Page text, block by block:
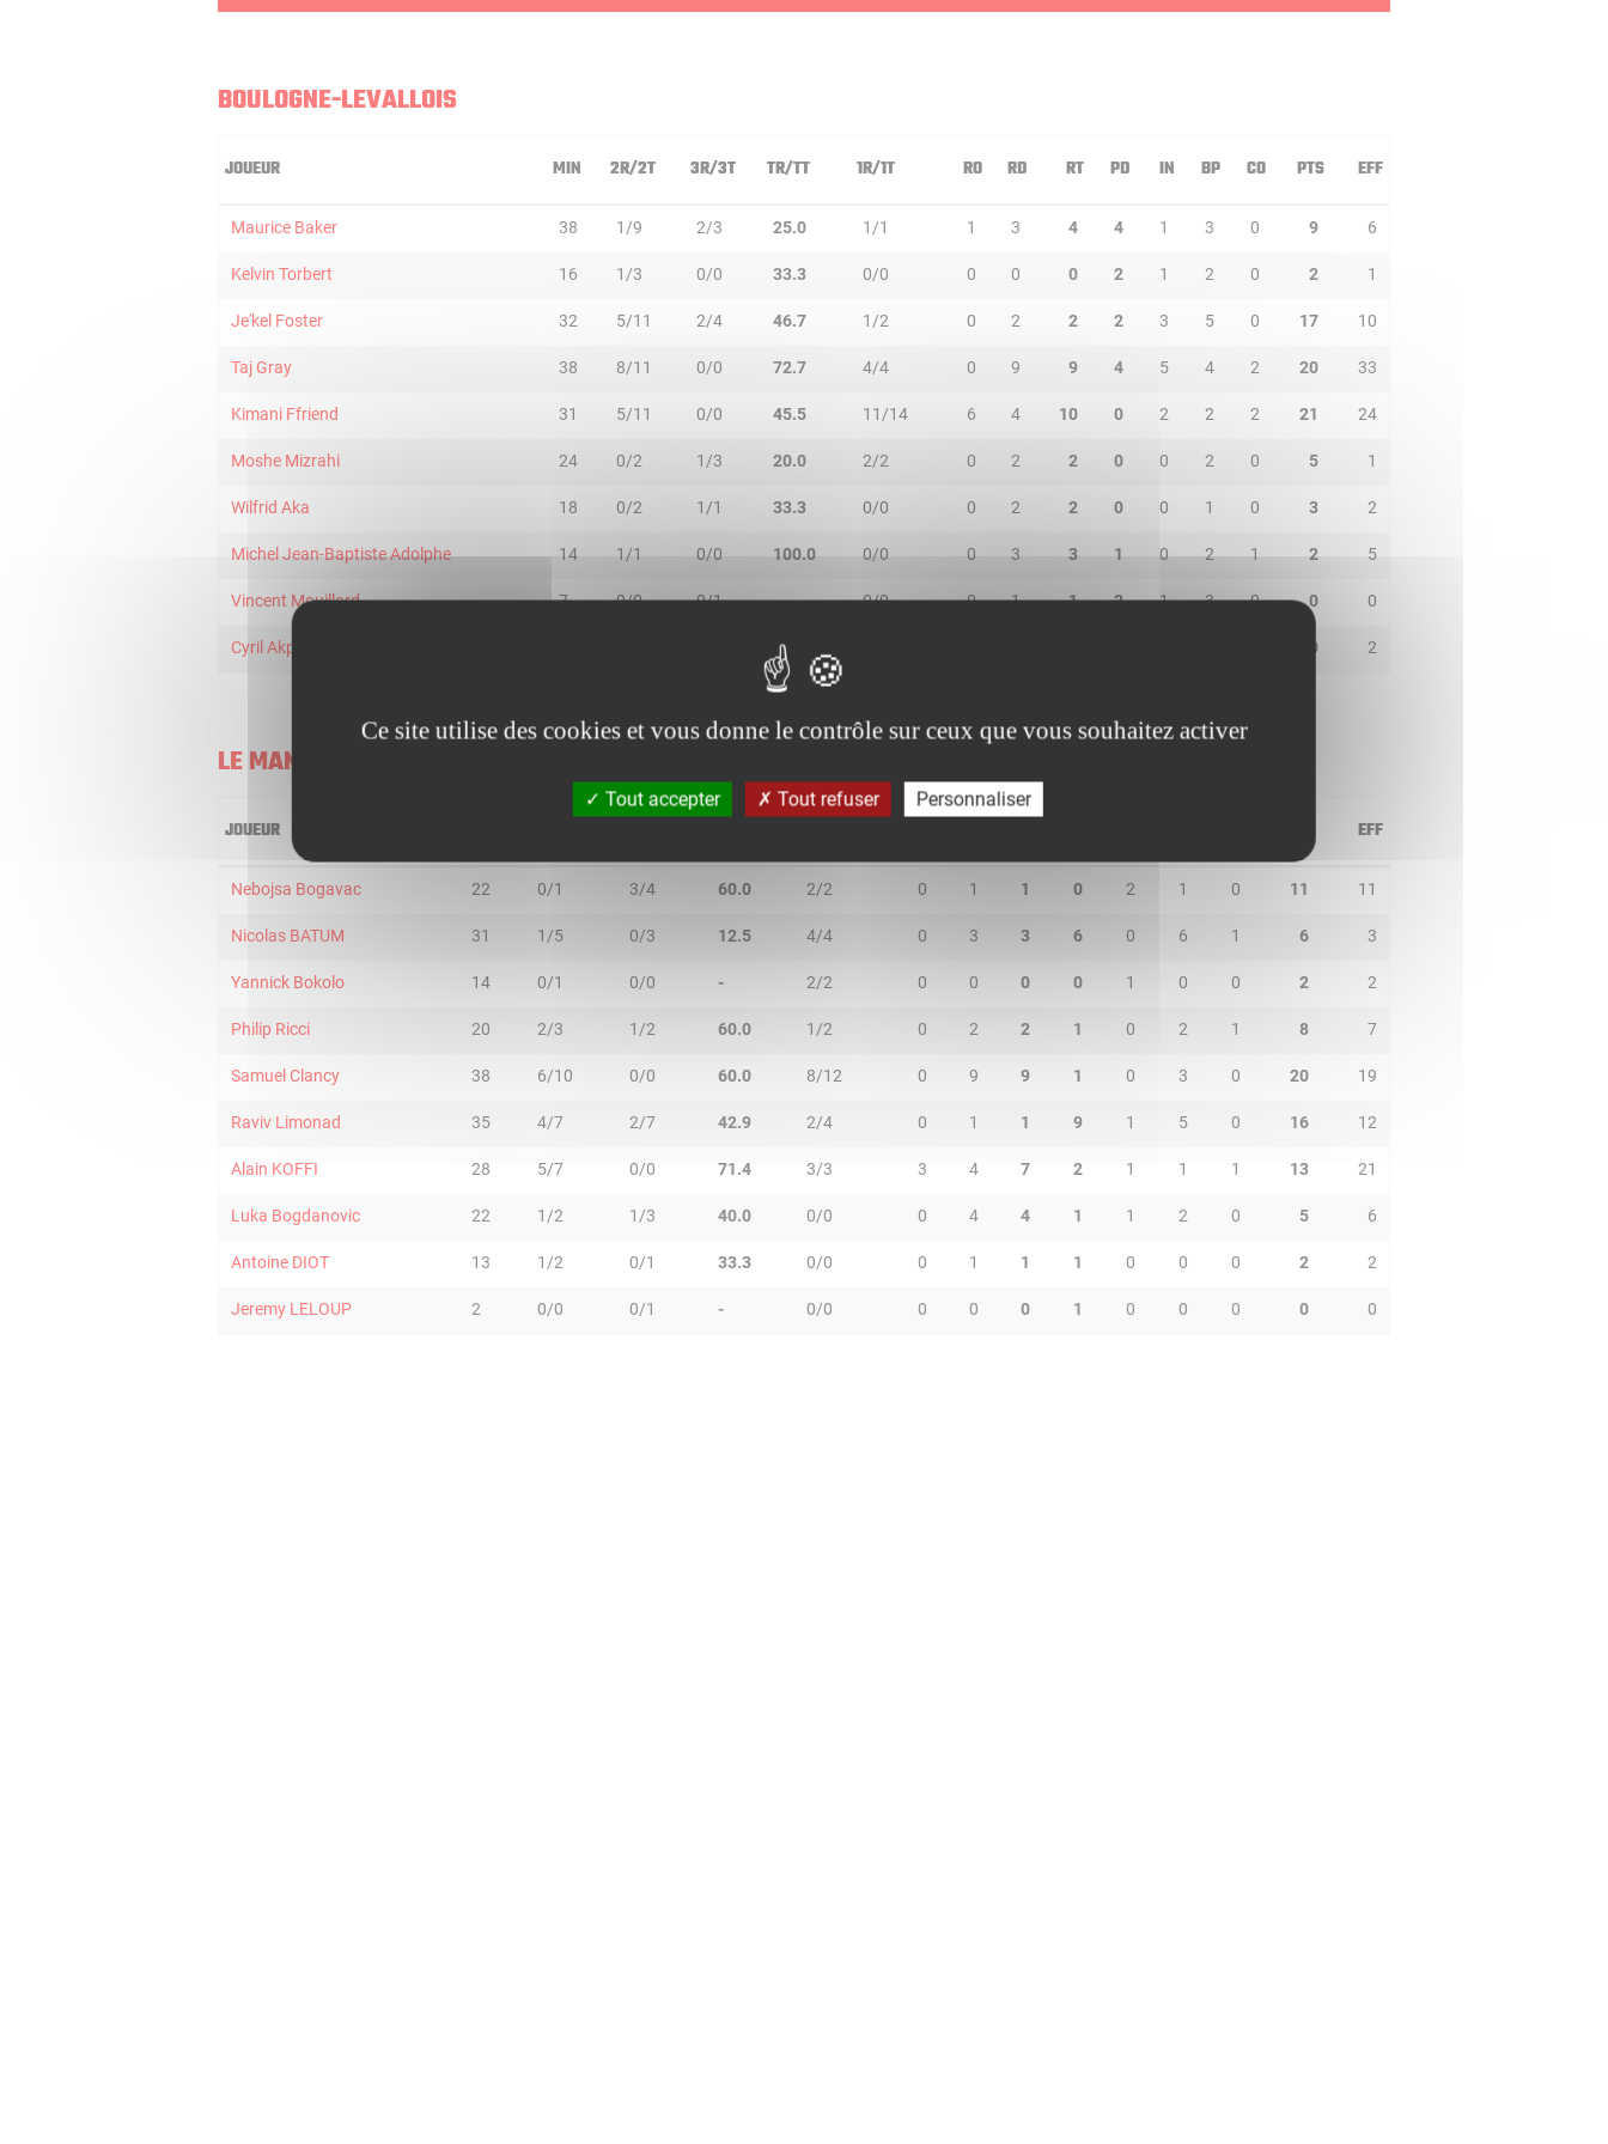
BOULOGNE-LEVALLOIS
JOUEUR MIN 2R/2T 3R/3T TR/TT 1R/1T RO RD RT PD IN BP CO PTS EFF
Maurice Baker 38 1/9 2/3 25.0 1/1 1 3 4 4 1 3 0 9 6
Kelvin Torbert 16 1/3 0/0 33.3 0/0 0 0 0 2 1 2 0 2 1
Je'kel Foster 32 5/11 2/4 46.7 1/2 0 2 2 2 3 5 0 17 10
Taj Gray 38 8/11 0/0 72.7 4/4 0 9 9 4 5 4 2 20 33
Kimani Ffriend 31 5/11 0/0 45.5 11/14 6 4 10 0 2 2 2 21 24
Moshe Mizrahi 24 0/2 1/3 20.0 2/2 0 2 2 0 0 2 0 5 1
Wilfrid Aka 18 0/2 1/1 33.3 0/0 0 2 2 0 0 1 0 3 2
Michel Jean-Baptiste Adolphe 14 1/1 0/0 100.0 0/0 0 3 3 1 0 2 1 2 5
Vincent Mouillard 7 0/0 0/1 - 0/0 0 1 1 2 1 3 0 0 0
Cyril Akpomedah 0 2
LE MANS
JOUEUR EFF
Nebojsa Bogavac 22 0/1 3/4 60.0 2/2 0 1 1 0 2 1 0 11 11
Nicolas BATUM 31 1/5 0/3 12.5 4/4 0 3 3 6 0 6 1 6 3
Yannick Bokolo 14 0/1 0/0 - 2/2 0 0 0 0 1 0 0 2 2
Philip Ricci 20 2/3 1/2 60.0 1/2 0 2 2 1 0 2 1 8 7
Samuel Clancy 38 6/10 0/0 60.0 8/12 0 9 9 1 0 3 0 20 19
Raviv Limonad 35 4/7 2/7 42.9 2/4 0 1 1 9 1 5 0 16 12
Alain KOFFI 28 5/7 0/0 71.4 3/3 3 4 7 2 1 1 1 13 21
Luka Bogdanovic 22 1/2 1/3 40.0 0/0 0 4 4 1 1 2 0 5 6
Antoine DIOT 13 1/2 0/1 33.3 0/0 0 1 1 1 0 0 0 2 2
Jeremy LELOUP 2 0/0 0/1 - 0/0 0 0 0 1 0 0 0 0 0
Ce site utilise des cookies et vous donne le contrôle sur ceux que vous souhaitez activer
Tout accepter Tout refuser Personnaliser